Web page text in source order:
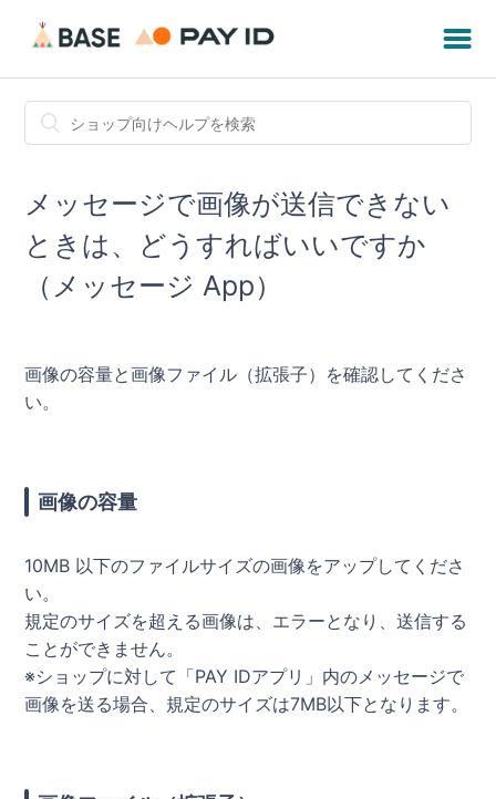
メッセージで画像が送信できない
ときは、どうすればいいですか
（メッセージ App）
画像の容量と画像ファイル（拡張子）を確認してくださ
い。
画像の容量
10MB 以下のファイルサイズの画像をアップしてくださ
い。
規定のサイズを超える画像は、エラーとなり、送信する
ことができません。
※ショップに対して「PAY IDアプリ」内のメッセージで
画像を送る場合、規定のサイズは7MB以下となります。